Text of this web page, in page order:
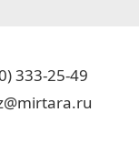
333-25-49